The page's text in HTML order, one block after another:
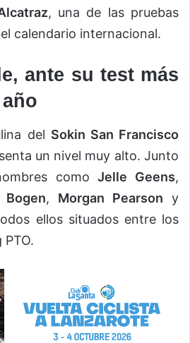
, una de las pruebas
calendario internacional.
ante su test más
del Sokin San Francisco
un nivel muy alto. Junto
comoJelle Geens,
Bogen, Morgan Pearson y
ellos situados entre los